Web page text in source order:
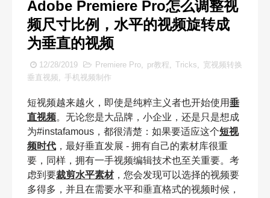
Adobe Premiere Pro怎么调整视
频尺寸比例，水平的视频旋转成
为垂直的视频
12/28/2019 Premiere Pro, pr教程, Tricks, 宽视频转换
垂直视频, 手机视频制作
短视频越来越火，即使是纯粹主义者也开始使用垂
直视频。无论您是大品牌，小企业，还是只是想成
为#instafamous，都很清楚：如果要适应这个短视
频时代 ，最好垂直发展 - 拥有自己的素材库很重
要，同样，拥有一手视频编辑技术也至关重要。考
虑到要裁剪水平素材，您会发现可以选择的视频要
多得多，并且在需要水平和垂直格式的视频时候，